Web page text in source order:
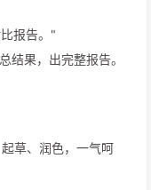
报告。"
果，出完整报告。
草、润色，一气呵